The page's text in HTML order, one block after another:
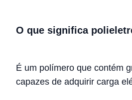
O que significa
É um polímero que contém
capazes de adquirir carga